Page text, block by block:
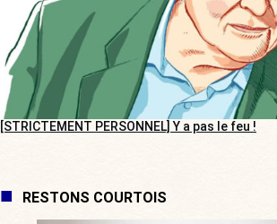
[STRICTEMENT PERSONNEL] Y a pas le feu !
RESTONS COURTOIS